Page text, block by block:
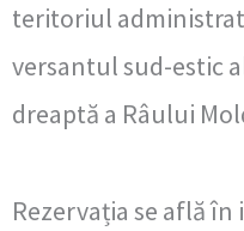
teritoriul
versantul sud-estic
dreaptă a Râului
Rezervația se află